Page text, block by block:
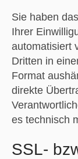
Sie haben
Ihrer
automatisiert
Dritten in
Format
direkte
es technisch
SSL-